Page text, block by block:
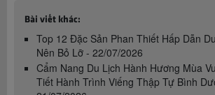
Bài viết khác:
Top 12 Đặc Sản Phan Thiết Hấp Dẫn
Nên Bỏ Lỡ - 22/07/2026
Cẩm Nang Du Lịch Hành Hương Mùa
Tiết Hành Trình Viếng Thập Tự Bình